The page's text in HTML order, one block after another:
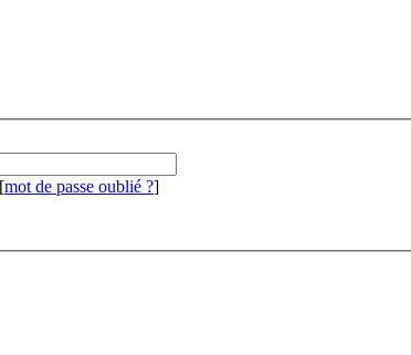
[mot de passe oublié ?]